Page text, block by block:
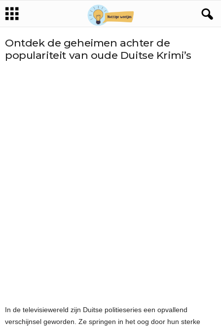
Ontdek de geheimen achter de
populariteit van oude Duitse Krimi’s
In de televisiewereld zijn Duitse politieseries een opvallend
verschijnsel geworden. Ze springen in het oog door hun sterke